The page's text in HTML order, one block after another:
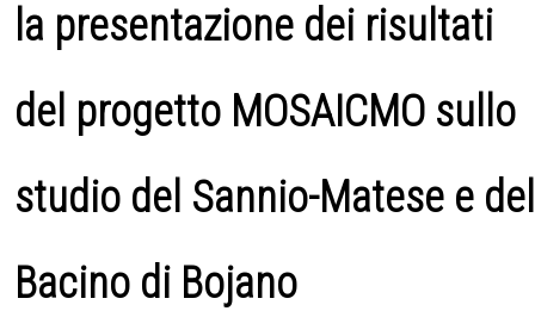
la presentazione dei risultati
del progetto MOSAICMO sullo
studio del Sannio-Matese e del
Bacino di Bojano